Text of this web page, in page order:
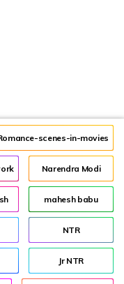
scenes-in-movies
Narendra Modi
mahesh babu
NTR
Jr NTR